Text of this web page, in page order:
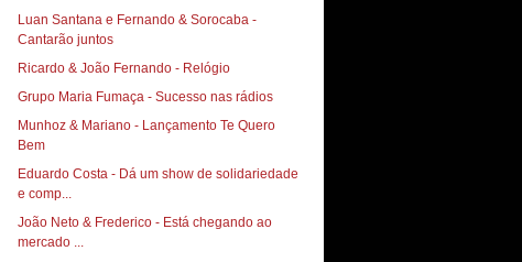
Luan Santana e Fernando & Sorocaba -
Cantarão juntos
Ricardo & João Fernando - Relógio
Grupo Maria Fumaça - Sucesso nas rádios
Munhoz & Mariano‏ - Lançamento Te Quero
Bem
Eduardo Costa - Dá um show de solidariedade
e comp...
João Neto & Frederico - Está chegando ao
mercado ...